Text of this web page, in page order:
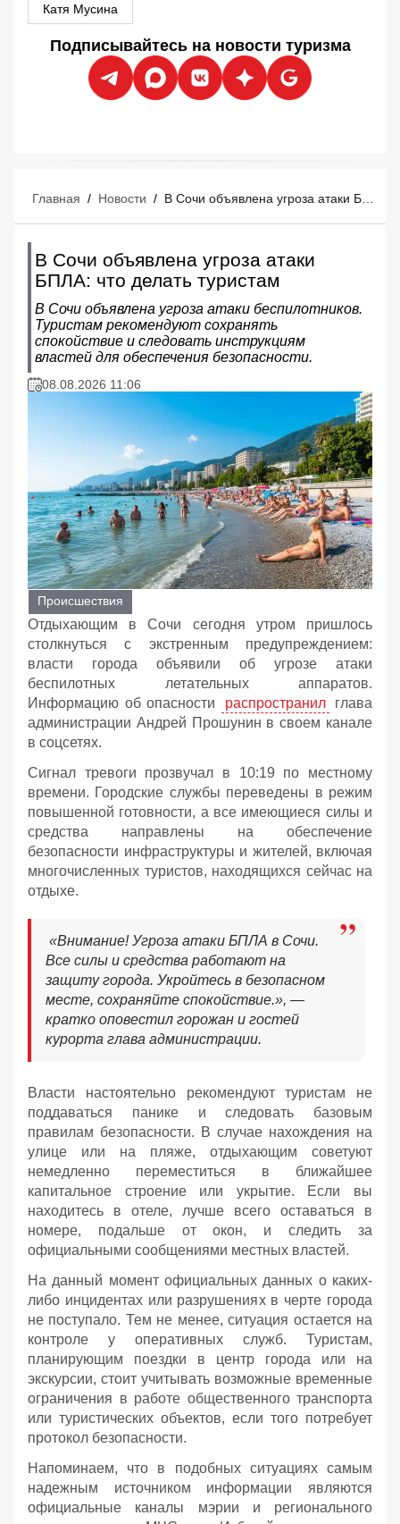
Катя Мусина
Подписывайтесь на новости туризма
Главная / Новости / В Сочи объявлена угроза атаки БПЛА: что делать туристам
В Сочи объявлена угроза атаки
БПЛА: что делать туристам
В Сочи объявлена угроза атаки беспилотников.
Туристам рекомендуют сохранять
спокойствие и следовать инструкциям
властей для обеспечения безопасности.
08.08.2026 11:06
Происшествия
Отдыхающим в Сочи сегодня утром пришлось
столкнуться с экстренным предупреждением:
власти города объявили об угрозе атаки
беспилотных летательных аппаратов.
Информацию об опасности
распространил
глава
администрации Андрей Прошунин в своем канале
в соцсетях.
Сигнал тревоги прозвучал в 10:19 по местному
времени. Городские службы переведены в режим
повышенной готовности, а все имеющиеся силы и
средства направлены на обеспечение
безопасности инфраструктуры и жителей, включая
многочисленных туристов, находящихся сейчас на
отдыхе.
«Внимание! Угроза атаки БПЛА в Сочи.
Все силы и средства работают на
защиту города. Укройтесь в безопасном
месте, сохраняйте спокойствие.», —
кратко оповестил горожан и гостей
курорта глава администрации.
Власти настоятельно рекомендуют туристам не
поддаваться панике и следовать базовым
правилам безопасности. В случае нахождения на
улице или на пляже, отдыхающим советуют
немедленно переместиться в ближайшее
капитальное строение или укрытие. Если вы
находитесь в отеле, лучше всего оставаться в
номере, подальше от окон, и следить за
официальными сообщениями местных властей.
На данный момент официальных данных о каких-
либо инцидентах или разрушениях в черте города
не поступало. Тем не менее, ситуация остается на
контроле у оперативных служб. Туристам,
планирующим поездки в центр города или на
экскурсии, стоит учитывать возможные временные
ограничения в работе общественного транспорта
или туристических объектов, если того потребует
протокол безопасности.
Напоминаем, что в подобных ситуациях самым
надежным источником информации являются
официальные каналы мэрии и регионального